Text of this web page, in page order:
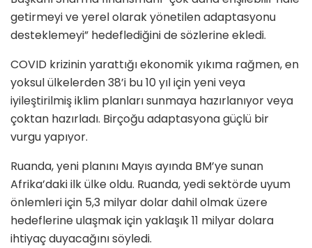
getirmeyi ve yerel olarak yönetilen adaptasyonu
desteklemeyi” hedeflediğini de sözlerine ekledi.
COVID krizinin yarattığı ekonomik yıkıma rağmen, en
yoksul ülkelerden 38’i bu 10 yıl için yeni veya
iyileştirilmiş iklim planları sunmaya hazırlanıyor veya
çoktan hazırladı. Birçoğu adaptasyona güçlü bir
vurgu yapıyor.
Ruanda, yeni planını Mayıs ayında BM’ye sunan
Afrika’daki ilk ülke oldu. Ruanda, yedi sektörde uyum
önlemleri için 5,3 milyar dolar dahil olmak üzere
hedeflerine ulaşmak için yaklaşık 11 milyar dolara
ihtiyaç duyacağını söyledi.